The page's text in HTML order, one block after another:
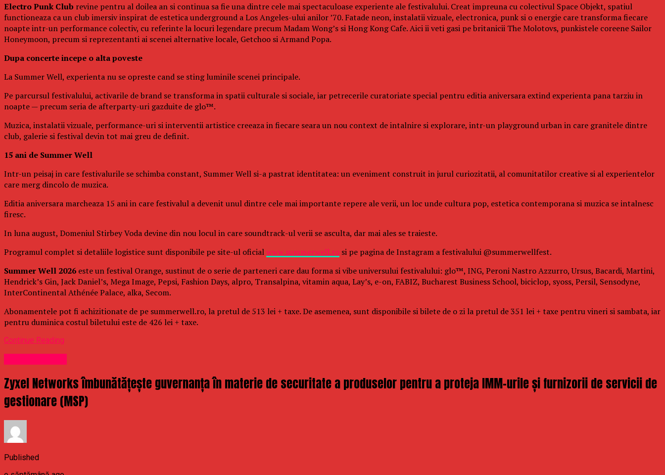
Electro Punk Club revine pentru al doilea an si continua sa fie una dintre cele mai spectaculoase experiente ale festivalului. Creat impreuna cu colectivul Space Objekt, spatiul
functioneaza ca un club imersiv inspirat de estetica underground a Los Angeles-ului anilor ’70. Fatade neon, instalatii vizuale, electronica, punk si o energie care transforma fiecare
noapte intr-un performance colectiv, cu referinte la locuri legendare precum Madam Wong’s si Hong Kong Cafe. Aici ii veti gasi pe britanicii The Molotovs, punkistele coreene Sailor
Honeymoon, precum si reprezentanti ai scenei alternative locale, Getchoo si Armand Popa.
Dupa concerte incepe o alta poveste
La Summer Well, experienta nu se opreste cand se sting luminile scenei principale.
Pe parcursul festivalului, activarile de brand se transforma in spatii culturale si sociale, iar petrecerile curatoriate special pentru editia aniversara extind experienta pana tarziu in
noapte — precum seria de afterparty-uri gazduite de glo™.
Muzica, instalatii vizuale, performance-uri si interventii artistice creeaza in fiecare seara un nou context de intalnire si explorare, intr-un playground urban in care granitele dintre
club, galerie si festival devin tot mai greu de definit.
15 ani de Summer Well
Intr-un peisaj in care festivalurile se schimba constant, Summer Well si-a pastrat identitatea: un eveniment construit in jurul curiozitatii, al comunitatilor creative si al experientelor
care merg dincolo de muzica.
Editia aniversara marcheaza 15 ani in care festivalul a devenit unul dintre cele mai importante repere ale verii, un loc unde cultura pop, estetica contemporana si muzica se intalnesc
firesc.
In luna august, Domeniul Stirbey Voda devine din nou locul in care soundtrack-ul verii se asculta, dar mai ales se traieste.
Programul complet si detaliile logistice sunt disponibile pe site-ul oficialwww.summerwell.ro si pe pagina de Instagram a festivalului @summerwellfest.
Summer Well 2026 este un festival Orange, sustinut de o serie de parteneri care dau forma si vibe universului festivalului: glo™, ING, Peroni Nastro Azzurro, Ursus, Bacardi, Martini,
Hendrick’s Gin, Jack Daniel’s, Mega Image, Pepsi, Fashion Days, alpro, Transalpina, vitamin aqua, Lay’s, e-on, FABIZ, Bucharest Business School, biciclop, syoss, Persil, Sensodyne,
InterContinental Athénée Palace, alka, Secom.
Abonamentele pot fi achizitionate de pe summerwell.ro, la pretul de 513 lei + taxe. De asemenea, sunt disponibile si bilete de o zi la pretul de 351 lei + taxe pentru vineri si sambata, iar
pentru duminica costul biletului este de 426 lei + taxe.
Continue Reading
Zyxel Networks îmbunătățește guvernanța în materie de securitate a produselor pentru a proteja IMM-urile și furnizorii de servicii de
gestionare (MSP)
Published